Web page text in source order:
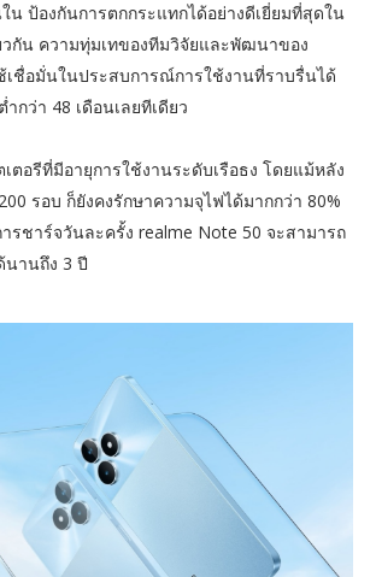
น ป้องกันการตกกระแทกได้อย่างดีเยี่ยมที่สุดใน
กัน ความทุ่มเทของทีมวิจัยและพัฒนาของ
เชื่อมั่นในประสบการณ์การใช้งานที่ราบรื่นได้
กว่า 48 เดือนเลยทีเดียว
ตอรีที่มีอายุการใช้งานระดับเรือธง โดยแม้หลัง
รอบ ก็ยังคงรักษาความจุไฟได้มากกว่า 80%
รชาร์จวันละครั้ง realme Note 50 จะสามารถ
นานถึง 3 ปี